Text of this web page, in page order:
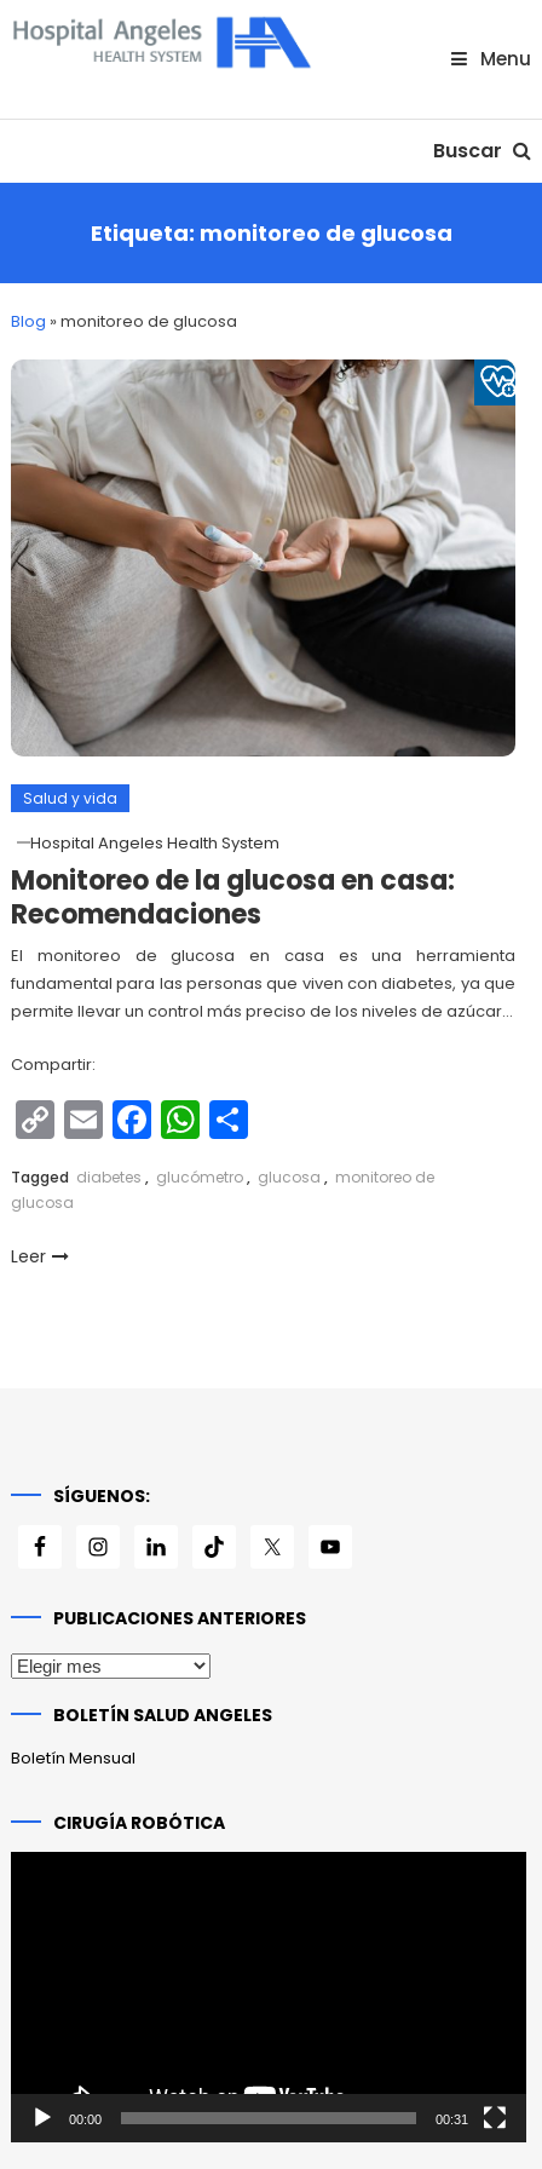
Skip
To
Menu
Buscar
Etiqueta: monitoreo de glucosa
Blog »monitoreo de glucosa
Salud y vida
Hospital Angeles Health System
Monitoreo de la glucosa en casa:
Recomendaciones
El monitoreo de glucosa en casa es una herramienta
fundamental para las personas que viven con diabetes, ya que
permite llevar un control más preciso de los niveles de azúcar…
Compartir:
Copy
Link
EmailFacebook
WhatsApp
Compartir
Tagged diabetes , glucómetro, glucosa , monitoreo de
glucosa
Leer
SÍGUENOS:
PUBLICACIONES ANTERIORES
Publicaciones
BOLETÍN SALUD ANGELES
Boletín Mensual
CIRUGÍA ROBÓTICA
00:00 00:31